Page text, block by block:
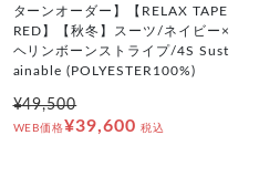
ターンオーダー】【RELAX TAPE
RED】【秋冬】スーツ/ネイビー×
ヘリンボーンストライプ/4S Sust
ainable (POLYESTER100%)
¥49,500
WEB価格¥39,600 税込